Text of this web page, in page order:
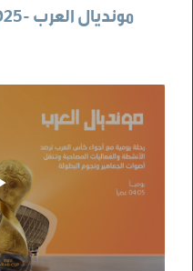
مونديال العرب -12/6/2025 5:00:03 PM